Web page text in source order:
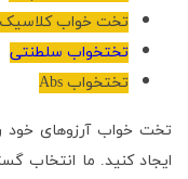
تخت خواب کلاسیک
تختخواب سلطنتی
تختخواب Abs
تخت خواب آرزوهای خود
ایجاد کنید. ما انتخاب